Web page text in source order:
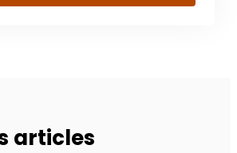
articles